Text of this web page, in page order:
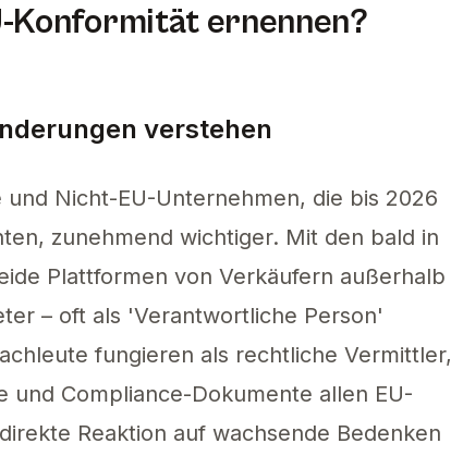
ernennen?
verstehen
Nicht-EU-Unternehmen, die bis 2026
zunehmend wichtiger. Mit den bald in
Plattformen von Verkäufern außerhalb
– oft als 'Verantwortliche Person'
fungieren als rechtliche Vermittler,
und Compliance-Dokumente allen EU-
Reaktion auf wachsende Bedenken